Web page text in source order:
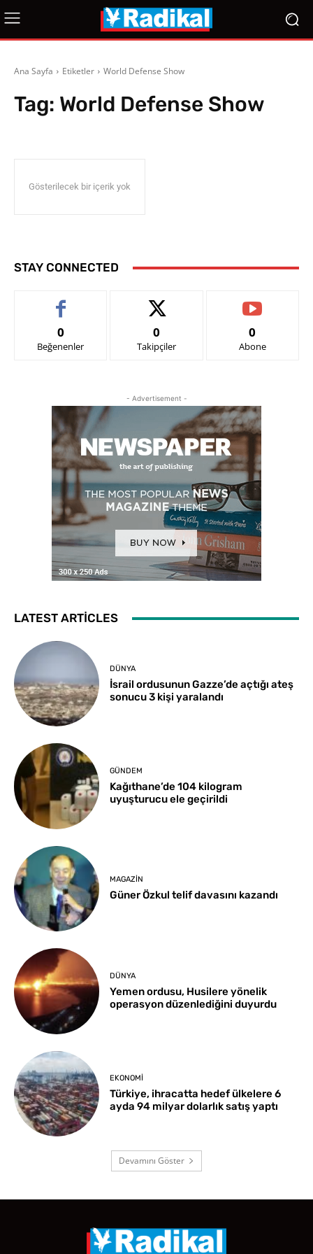
Ana Sayfa Etiketler World Defense Show
Tag: World Defense Show
Gösterilecek bir içerik yok
STAY CONNECTED
0
Beğenenler
0
Takipçiler
0
Abone
- Advertisement -
LATEST ARTICLES
DÜNYA
İsrail ordusunun Gazze’de açtığı ateş
sonucu 3 kişi yaralandı
GÜNDEM
Kağıthane’de 104 kilogram
uyuşturucu ele geçirildi
MAGAZIN
Güner Özkul telif davasını kazandı
DÜNYA
Yemen ordusu, Husilere yönelik
operasyon düzenlediğini duyurdu
EKONOMI
Türkiye, ihracatta hedef ülkelere 6
ayda 94 milyar dolarlık satış yaptı
Devamını Göster